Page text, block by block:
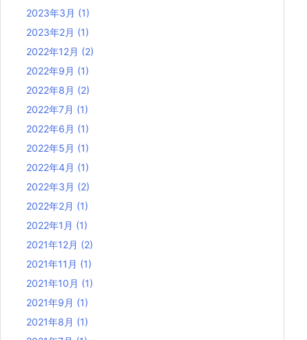
2023年3月 (1)
2023年2月 (1)
2022年12月 (2)
2022年9月 (1)
2022年8月 (2)
2022年7月 (1)
2022年6月 (1)
2022年5月 (1)
2022年4月 (1)
2022年3月 (2)
2022年2月 (1)
2022年1月 (1)
2021年12月 (2)
2021年11月 (1)
2021年10月 (1)
2021年9月 (1)
2021年8月 (1)